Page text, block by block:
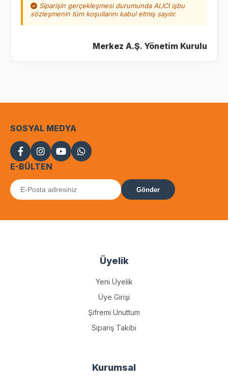
Siparişin gerçekleşmesi durumunda ALICI işbu
sözleşmenin tüm koşullarını kabul etmiş sayılır.
Merkez A.Ş. Yönetim Kurulu
SOSYAL MEDYA
E-BÜLTEN
Gönder
Üyelik
Yeni Üyelik
Üye Girişi
Şifremi Unuttum
Sipariş Takibi
Kurumsal